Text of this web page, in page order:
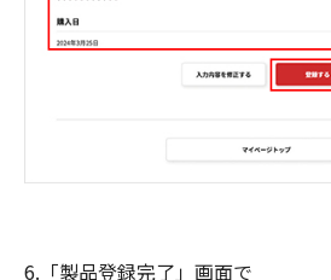
6.「製品登録完了」画面で